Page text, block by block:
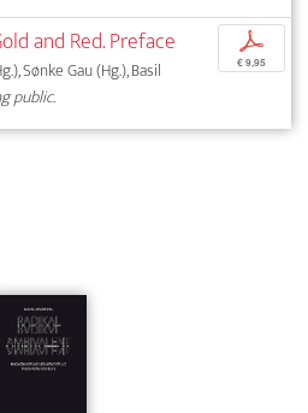
and Red. Preface
Sønke Gau (Hg.), Basil
public.
p
€ 9,95